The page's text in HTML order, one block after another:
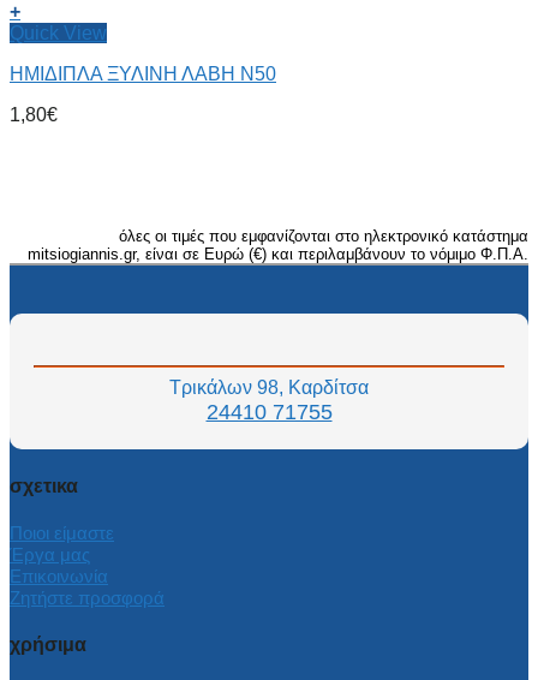
+
Quick View
ΗΜΙΔΙΠΛΑ ΞΥΛΙΝΗ ΛΑΒΗ Ν50
1,80€
όλες οι τιμές που εμφανίζονται στο ηλεκτρονικό κατάστημα
mitsiogiannis.gr, είναι σε Ευρώ (€) και περιλαμβάνουν το νόμιμο Φ.Π.Α.
Τρικάλων 98, Καρδίτσα
24410 71755
σχετικα
Ποιοι είμαστε
Έργα μας
Επικοινωνία
Ζητήστε προσφορά
χρήσιμα